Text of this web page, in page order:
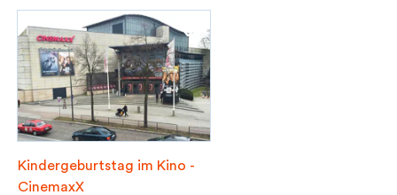
Kindergeburtstag im Kino -
CinemaxX